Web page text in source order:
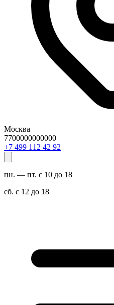
Москва
7700000000000
29 24 211 994 7+
пн. — пт. с 10 до 18
сб. с 12 до 18